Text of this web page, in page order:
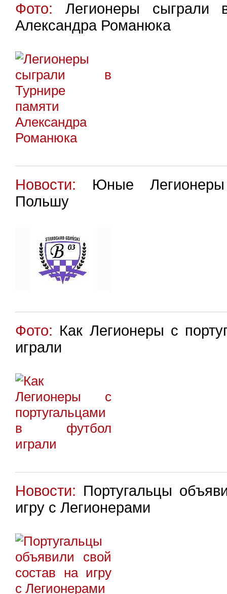
Фото: Легионеры сыграли
Александра Романюка
Новости: Юные Легионеры
Польшу
Фото: Как Легионеры с
играли
Новости: Португальцы
игру с Легионерами